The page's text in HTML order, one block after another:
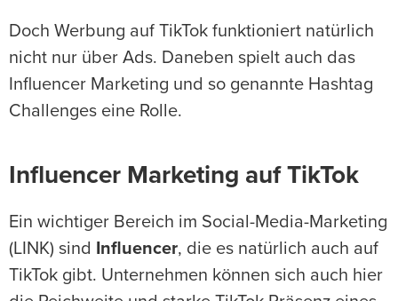
Doch Werbung auf TikTok funktioniert natürlich
nicht nur über Ads. Daneben spielt auch das
Influencer Marketing und so genannte Hashtag
Challenges eine Rolle.
Influencer Marketing auf TikTok
Ein wichtiger Bereich im Social-Media-Marketing
(LINK) sind
Influencer, die es natürlich auch auf
TikTok gibt. Unternehmen können sich auch hier